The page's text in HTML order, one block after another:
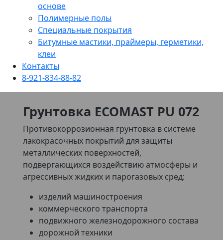
основе
Полимерные полы
Специальные покрытия
Битумные мастики, праймеры, герметики,
клеи
Контакты
8-921-834-88-82
Грунтовка ECOMAST PU 072
Противокоррозионная грунтовка в системе
лакокрасочных покрытий для защиты
металлических поверхностей,
подвергающихся воздействию атмосферы и
агрессивных жидких и парогазовых сред:
изделий машиностроения
коммерческого транспорта
подвижного железнодорожного состава
дорожной техники